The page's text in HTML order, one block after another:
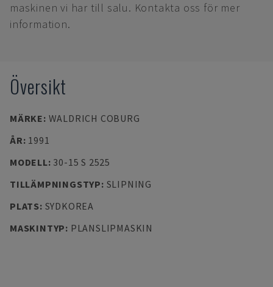
maskinen vi har till salu. Kontakta oss för mer
information.
Översikt
MÄRKE: WALDRICH COBURG
ÅR: 1991
MODELL: 30-15 S 2525
TILLÄMPNINGSTYP: SLIPNING
PLATS: SYDKOREA
MASKINTYP: PLANSLIPMASKIN